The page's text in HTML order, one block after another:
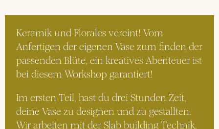
Keramik und Florales vereint! Vom
Anfertigen der eigenen Vase zum finden der
passenden Blüte, ein kreatives Abenteuer ist
bei diesem Workshop garantiert!
Im ersten Teil, hast du drei Stunden Zeit,
deine Vase zu designen und zu gestallten.
Wir arbeiten mit der Slab building Technik.